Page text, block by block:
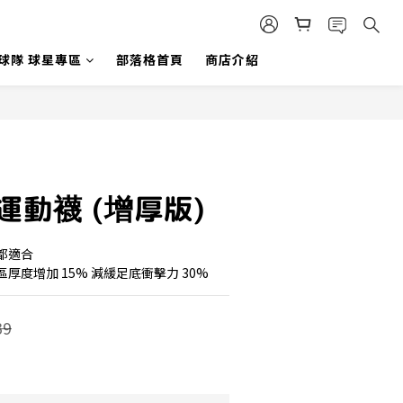
隊 球星專區 部落格首頁 商店介紹
動襪 (增厚版)
適合
厚度增加 15% 減緩足底衝擊力 30%